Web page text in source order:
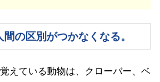
の区別がつかなくなる。
えている動物は、クローバー、ベ